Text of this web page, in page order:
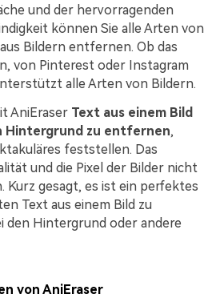
und der hervorragenden
können Sie alle Arten von
Bildern entfernen. Ob das
von Pinterest oder Instagram
alle Arten von Bildern.
AniEraser Text aus einem Bild
Hintergrund zu entfernen,
feststellen. Das
und die Pixel der Bilder nicht
Kurz gesagt, es ist ein perfektes
Text aus einem Bild zu
den Hintergrund oder andere
von AniEraser